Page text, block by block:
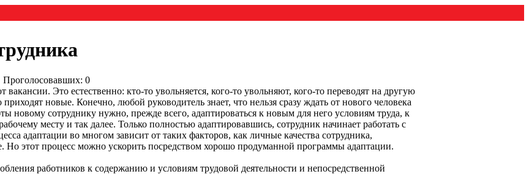
0
Это естественно: кто-то увольняется, кого-то увольняют, кого-то переводят на другую
новые. Конечно, любой руководитель знает, что нельзя сразу ждать от нового человека
новому сотруднику нужно, прежде всего, адаптироваться к новым для него условиям труда, к
месту и так далее. Только полностью адаптировавшись, сотрудник начинает работать с
адаптации во многом зависит от таких факторов, как личные качества сотрудника,
Но этот процесс можно ускорить посредством хорошо продуманной программы адаптации.
работников к содержанию и условиям трудовой деятельности и непосредственной